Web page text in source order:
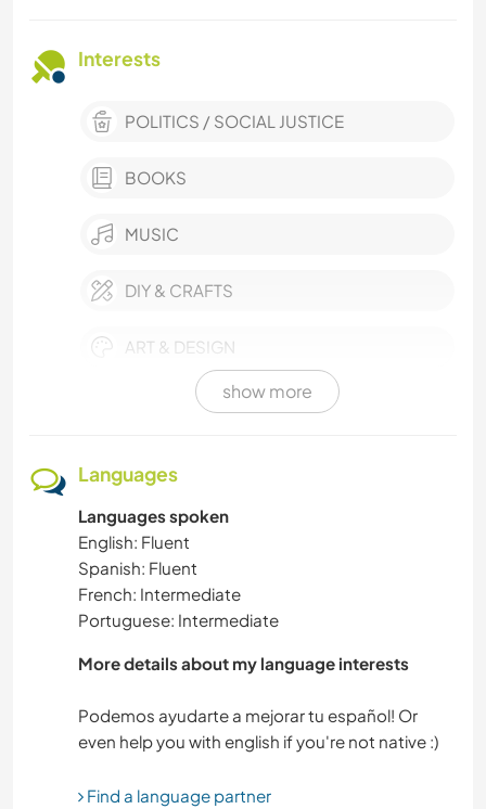
Interests
POLITICS / SOCIAL JUSTICE
BOOKS
MUSIC
DIY & CRAFTS
ART & DESIGN
WINTER SPORTS
ANIMALS
PLANT CARE
COOKING & FOOD
WRITING
show more
Languages
Languages spoken
English: Fluent
Spanish: Fluent
French: Intermediate
Portuguese: Intermediate
More details about my language interests
Podemos ayudarte a mejorar tu español! Or
Find a language partner